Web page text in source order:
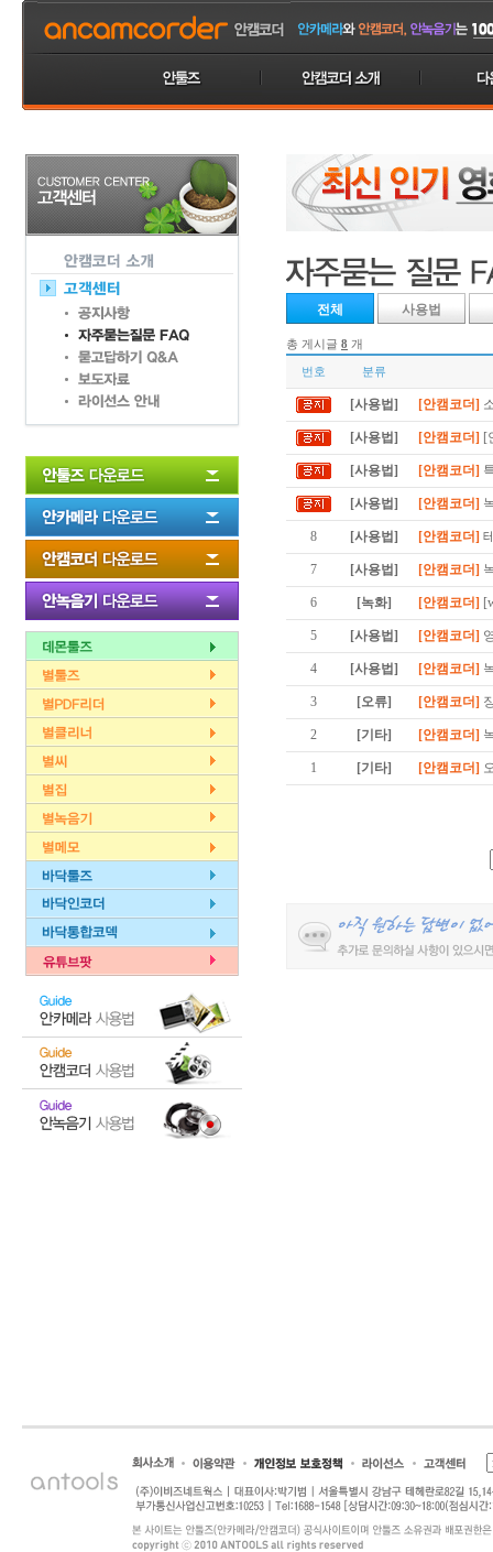
전체 사용법
총 게시글 8 개
번호 분류
[사용법] [안캠코더]
[사용법] [안캠코더] [
[사용법] [안캠코더]
[사용법] [안캠코더]
8 [사용법] [안캠코더]
7 [사용법] [안캠코더]
6 [녹화] [안캠코더]
5 [사용법] [안캠코더]
4 [사용법] [안캠코더]
3 [오류] [안캠코더]
2 [기타] [안캠코더]
1 [기타] [안캠코더]